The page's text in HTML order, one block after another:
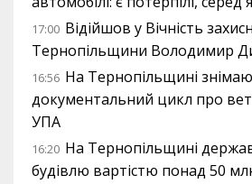
17:00 Відійшов у Вічність
Тернопільщини Володимир
16:56 На Тернопільщині
документальний цикл про
УПА
16:20 На Тернопільщині
будівлю вартістю понад 50